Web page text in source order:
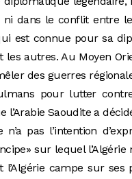
ni dans le conflit entre
qui est connue pour sa
autres. Au Moyen
des guerres
pour lutter
l’Arabie Saoudite a
n’a pas l’intention
sur lequel
l’Algérie campe sur